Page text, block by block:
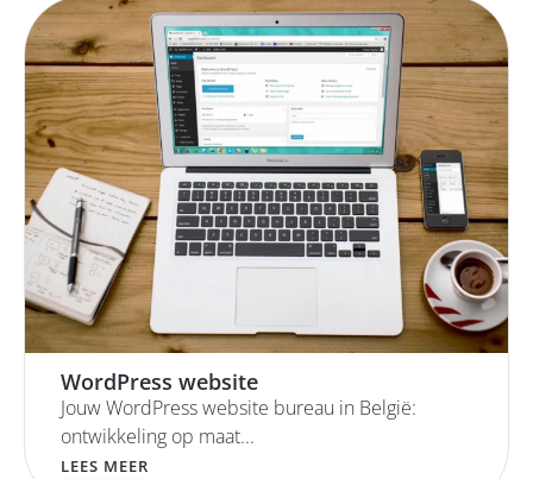
WordPress website
Jouw WordPress website bureau in België:
ontwikkeling op maat...
LEES MEER